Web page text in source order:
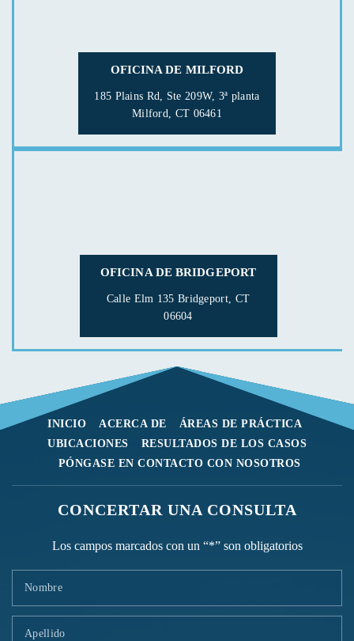
OFICINA DE MILFORD
185 Plains Rd, Ste 209W, 3ª planta
Milford, CT 06461
OFICINA DE BRIDGEPORT
Calle Elm 135 Bridgeport, CT
06604
INICIO ACERCA DE
ÁREAS DE PRÁCTICA
UBICACIONES
RESULTADOS DE LOS CASOS
PÓNGASE EN CONTACTO CON NOSOTROS
CONCERTAR UNA CONSULTA
Los campos marcados con un “*” son obligatorios